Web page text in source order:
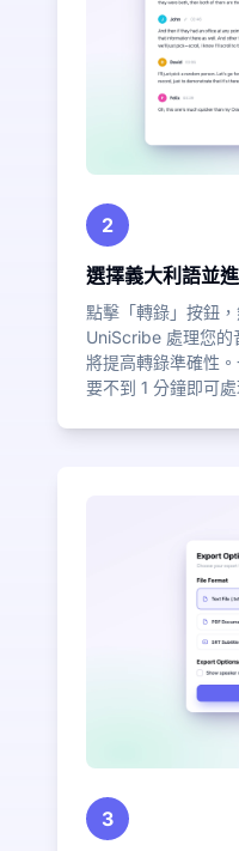
2
選擇義大利語並
點擊「轉錄」按鈕
UniScribe 處理您的
將提高轉錄準確性
要不到 1 分鐘即可處
3